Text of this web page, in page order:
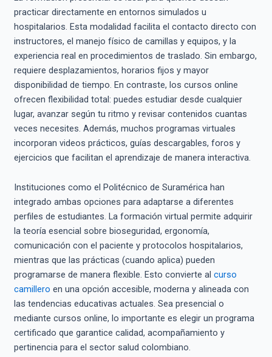
practicar directamente en entornos simulados u
hospitalarios. Esta modalidad facilita el contacto directo con
instructores, el manejo físico de camillas y equipos, y la
experiencia real en procedimientos de traslado. Sin embargo,
requiere desplazamientos, horarios fijos y mayor
disponibilidad de tiempo. En contraste, los cursos online
ofrecen flexibilidad total: puedes estudiar desde cualquier
lugar, avanzar según tu ritmo y revisar contenidos cuantas
veces necesites. Además, muchos programas virtuales
incorporan videos prácticos, guías descargables, foros y
ejercicios que facilitan el aprendizaje de manera interactiva.
Instituciones como el Politécnico de Suramérica han
integrado ambas opciones para adaptarse a diferentes
perfiles de estudiantes. La formación virtual permite adquirir
la teoría esencial sobre bioseguridad, ergonomía,
comunicación con el paciente y protocolos hospitalarios,
mientras que las prácticas (cuando aplica) pueden
programarse de manera flexible. Esto convierte al curso
camillero en una opción accesible, moderna y alineada con
las tendencias educativas actuales. Sea presencial o
mediante cursos online, lo importante es elegir un programa
certificado que garantice calidad, acompañamiento y
pertinencia para el sector salud colombiano.